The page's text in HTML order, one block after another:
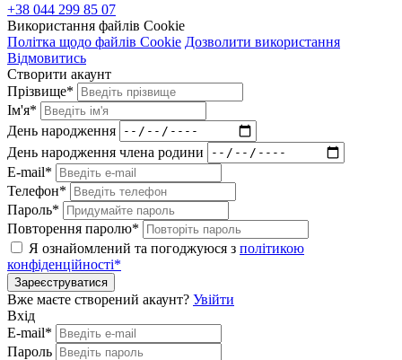
+38 044 299 85 07
Використання файлів Cookie
Політка щодо файлів Cookie Дозволити використання
Відмовитись
Створити акаунт
Прізвище*
Ім'я*
День народження
День народження члена родини
E-mail*
Телефон*
Пароль*
Повторення паролю*
Я ознайомлений та погоджуюся з політикою
конфіденційності*
Зареєструватися
Вже маєте створений акаунт? Увійти
Вхід
E-mail*
Пароль